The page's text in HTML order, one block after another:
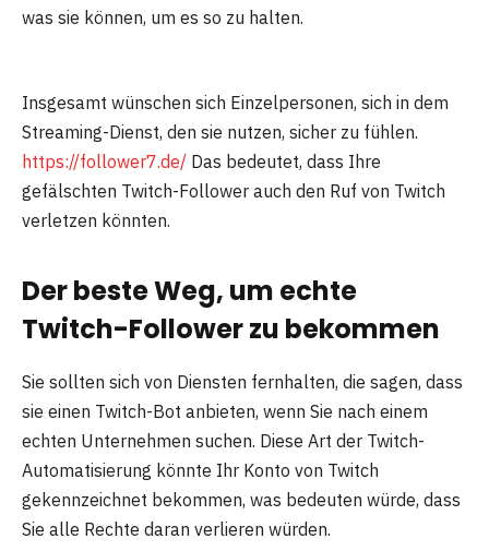
was sie können, um es so zu halten.
Insgesamt wünschen sich Einzelpersonen, sich in dem
Streaming-Dienst, den sie nutzen, sicher zu fühlen.
https://follower7.de/ Das bedeutet, dass Ihre
gefälschten Twitch-Follower auch den Ruf von Twitch
verletzen könnten.
Der beste Weg, um echte
Twitch-Follower zu bekommen
Sie sollten sich von Diensten fernhalten, die sagen, dass
sie einen Twitch-Bot anbieten, wenn Sie nach einem
echten Unternehmen suchen. Diese Art der Twitch-
Automatisierung könnte Ihr Konto von Twitch
gekennzeichnet bekommen, was bedeuten würde, dass
Sie alle Rechte daran verlieren würden.